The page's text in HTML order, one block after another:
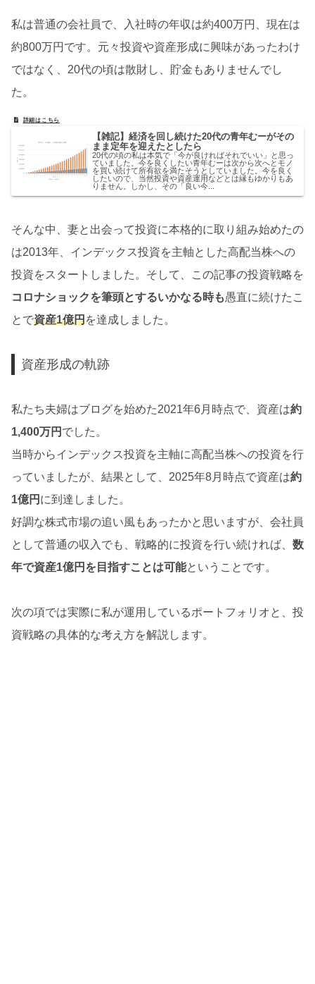
私は普通の会社員で、入社時の年収は約400万円、現在は
約800万円です。元々投資や資産形成に興味があったわけ
ではなく、20代の頃は散財し、貯金もありませんでし
た。
【雑記】経済を回し続けた20代の青年むーがその
まま定年を迎えたとしたら
20代の頃の私は本気で「今が良ければそれでいい」と思っ
ていました。今を良くしたい青年むーは次から次へとモノ
を買い続けて所有欲を満たそうとしていました。今を良く
したいので、当然投資や資産運用などとは縁もゆかりもあ
りません。しかし、その「良い今...
そんな中、妻と出会って投資に本格的に取り組み始めたの
は2013年、インデックス投資を主軸とした高配当株への
投資をスタートしました。そして、この記事の投資戦略を
コロナショックを筆頭とするいかなる時も愚直に続けたこ
とで資産1億円を達成しました。
資産形成の軌跡
私たち夫婦はブログを始めた2021年6月時点で、資産は約
1,400万円 でした。
当時からインデックス投資を主軸に高配当株への投資を行
っていましたが、結果として、2025年8月時点で資産は約
1億円 に到達しました。
好調な株式市場の追い風もあったかと思いますが、会社員
として普通の収入でも、戦略的に投資を行い続ければ、 数
年で資産1億円を目指すことは可能ということです。
次の項では実際に私が運用しているポートフォリオと、投
資戦略の具体的な考え方を解説します。